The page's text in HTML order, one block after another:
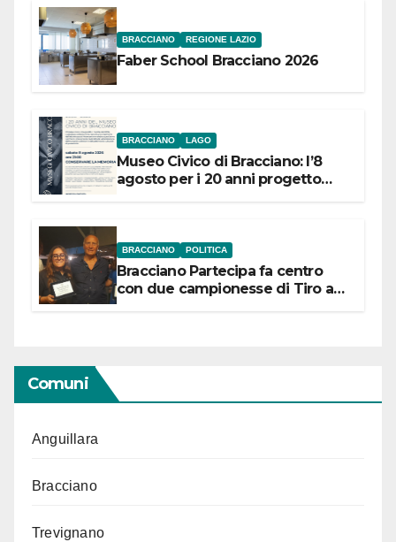
BRACCIANO REGIONE LAZIO
Faber School Bracciano 2026
BRACCIANO LAGO
Museo Civico di Bracciano: l’8
agosto per i 20 anni progetto
BRACCIANO POLITICA
Bracciano Partecipa fa centro
con due campionesse di Tiro a
Comuni
Anguillara
Bracciano
Trevignano